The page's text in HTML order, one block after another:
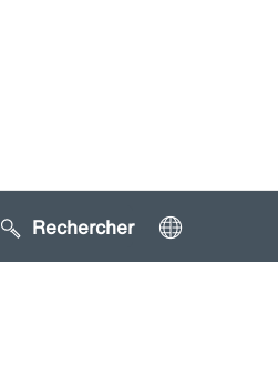
Search sitewide